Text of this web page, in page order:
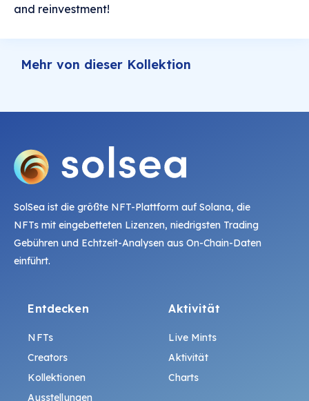
and reinvestment!
Mehr von dieser Kollektion
SolSea ist die größte NFT-Plattform auf Solana, die
NFTs mit eingebetteten Lizenzen, niedrigsten Trading
Gebühren und Echtzeit-Analysen aus On-Chain-Daten
einführt.
Entdecken
NFTs
Creators
Kollektionen
Ausstellungen
Aktivität
Live Mints
Aktivität
Charts